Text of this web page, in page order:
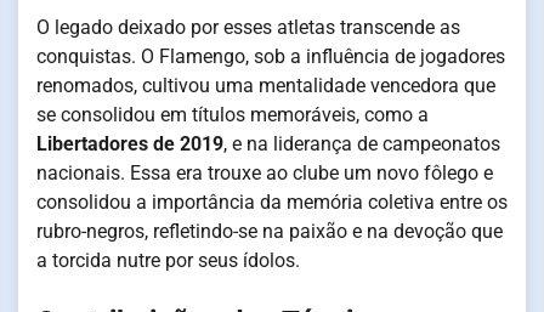
O legado deixado por esses atletas transcende as
conquistas. O Flamengo, sob a influência de jogadores
renomados, cultivou uma mentalidade vencedora que
se consolidou em títulos memoráveis, como a
Libertadores de 2019, e na liderança de campeonatos
nacionais. Essa era trouxe ao clube um novo fôlego e
consolidou a importância da memória coletiva entre os
rubro-negros, refletindo-se na paixão e na devoção que
a torcida nutre por seus ídolos.